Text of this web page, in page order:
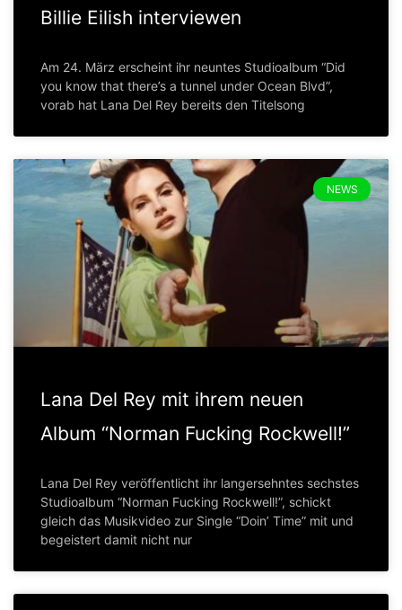
Billie Eilish interviewen
Am 24. März erscheint ihr neuntes Studioalbum “Did
you know that there’s a tunnel under Ocean Blvd”,
vorab hat Lana Del Rey bereits den Titelsong
NEWS
Lana Del Rey mit ihrem neuen
Album “Norman Fucking Rockwell!”
Lana Del Rey veröffentlicht ihr langersehntes sechstes
Studioalbum “Norman Fucking Rockwell!”, schickt
gleich das Musikvideo zur Single “Doin’ Time” mit und
begeistert damit nicht nur